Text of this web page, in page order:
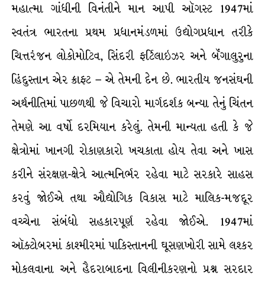
મહાત્મા ગાંધીની વિનંતીને માન આપી ઑગસ્ટ 1947માં
સ્વતંત્ર ભારતના પ્રથમ પ્રધાનમંડળમાં ઉદ્યોગપ્રધાન તરીકે
ચિત્તરંજન લોકોમોટિવ, સિંદરી ફર્ટિલાઇઝર અને બૅંગાલુરુના
હિંદુસ્તાન એર ક્રાફ્ટ – એ તેમની દેન છે. ભારતીય જનસંઘની
અર્થનીતિમાં પાછળથી જે વિચારો માર્ગદર્શક બન્યા તેનું ચિંતન
તેમણે આ વર્ષો દરમિયાન કરેલું. તેમની માન્યતા હતી કે જે
ક્ષેત્રોમાં ખાનગી રોકાણકારો ખચકાતા હોય તેવા અને ખાસ
કરીને સંરક્ષણ-ક્ષેત્રે આત્મનિર્ભર રહેવા માટે સરકારે સાહસ
કરવું જોઈએ તથા ઔદ્યોગિક વિકાસ માટે માલિક-મજદૂર
વચ્ચેના સંબંધો સહકારપૂર્ણ રહેવા જોઈએ. 1947માં
ઑક્ટોબરમાં કાશ્મીરમાં પાકિસ્તાનની ઘૂસણખોરી સામે લશ્કર
મોકલવાના અને હૈદરાબાદના વિલીનીકરણનો પ્રશ્ર્ન સરદાર